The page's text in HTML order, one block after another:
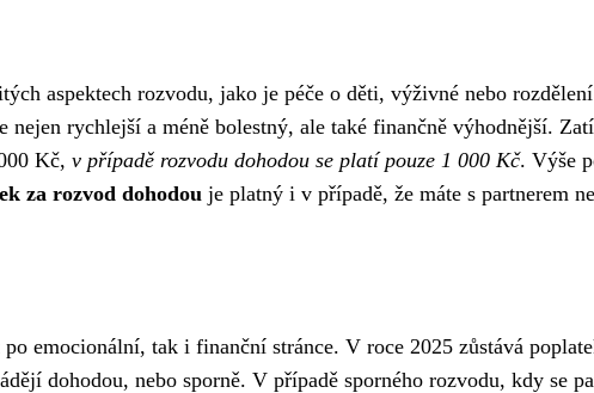
aspektech rozvodu, jako je péče o děti, výživné nebo
nejen rychlejší a méně bolestný, ale také finančně výhodnější.
Kč, v případě rozvodu dohodou se platí pouze 1 000 Kč. Výše
za rozvod dohodou je platný i v případě, že máte s partnerem
emocionální, tak i finanční stránce. V roce 2025 zůstává
dohodou, nebo sporně. V případě sporného rozvodu, kdy se